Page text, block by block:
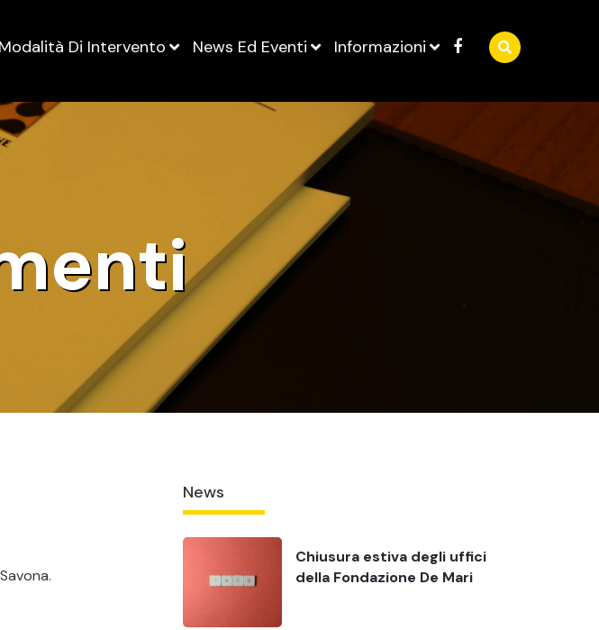
Modalità Di Intervento News Ed Eventi Informazioni
News
Chiusura estiva degli uffici
della Fondazione De Mari